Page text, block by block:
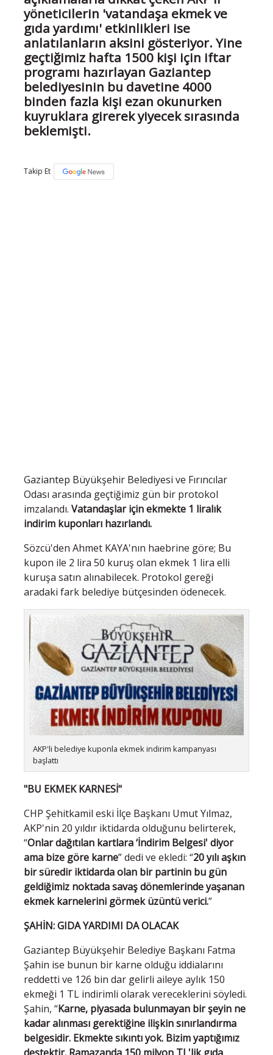
yöneticilerin 'vatandaşa ekmek ve
gıda yardımı' etkinlikleri ise
anlatılanların aksini gösteriyor. Yine
geçtiğimiz hafta 1500 kişi için iftar
programı hazırlayan Gaziantep
belediyesinin bu davetine 4000
binden fazla kişi ezan okunurken
kuyruklara girerek yiyecek sırasında
beklemişti.
Takip Et
Gaziantep Büyükşehir Belediyesi ve Fırıncılar
Odası arasında geçtiğimiz gün bir protokol
imzalandı. Vatandaşlar için ekmekte 1 liralık
indirim kuponları hazırlandı.
Sözcü'den Ahmet KAYA'nın haebrine göre; Bu
kupon ile 2 lira 50 kuruş olan ekmek 1 lira elli
kuruşa satın alınabilecek. Protokol gereği
aradaki fark belediye bütçesinden ödenecek.
AKP'li belediye kuponla ekmek indirim kampanyası
başlattı
"BU EKMEK KARNESİ"
CHP Şehitkamil eski İlçe Başkanı Umut Yılmaz,
AKP'nin 20 yıldır iktidarda olduğunu belirterek,
“Onlar dağıtılan kartlara ‘İndirim Belgesi' diyor
ama bize göre karne” dedi ve ekledi: “20 yılı aşkın
bir süredir iktidarda olan bir partinin bu gün
geldiğimiz noktada savaş dönemlerinde yaşanan
ekmek karnelerini görmek üzüntü verici.”
ŞAHİN: GIDA YARDIMI DA OLACAK
Gaziantep Büyükşehir Belediye Başkanı Fatma
Şahin ise bunun bir karne olduğu iddialarını
reddetti ve 126 bin dar gelirli aileye aylık 150
ekmeği 1 TL indirimli olarak vereceklerini söyledi.
Şahin, “Karne, piyasada bulunmayan bir şeyin ne
kadar alınması gerektiğine ilişkin sınırlandırma
belgesidir. Ekmekte sıkıntı yok. Bizim yaptığımız